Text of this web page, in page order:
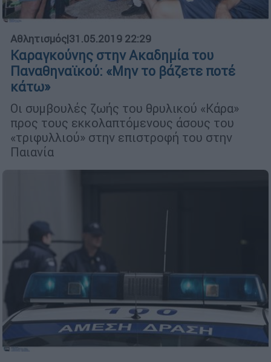
Αθλητισμός|31.05.2019 22:29
Καραγκούνης στην Ακαδημία του
Παναθηναϊκού: «Μην το βάζετε ποτέ
κάτω»
Οι συμβουλές ζωής του θρυλικού «Κάρα»
προς τους εκκολαπτόμενους άσους του
«τριφυλλιού» στην επιστροφή του στην
Παιανία